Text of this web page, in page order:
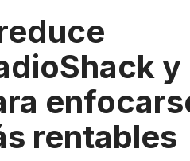
y
rentables